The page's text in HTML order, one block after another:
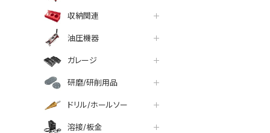
収納関連
油圧機器
ガレージ
研磨/研削用品
ドリル/ホールソー
溶接/板金